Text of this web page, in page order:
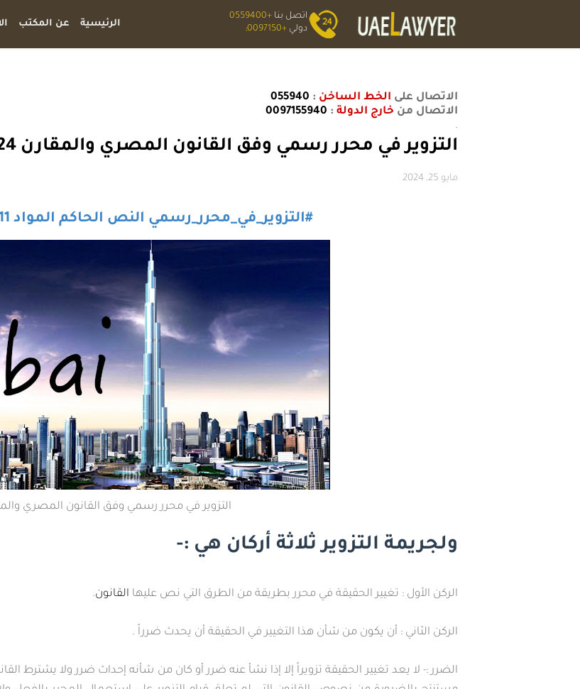
اتصل بنا+0559400
دولي+0097150; الرئيسية عن المكتب
الاتصال على الخط الساخن :
055940
الاتصال من خارج الدولة :
0097155940
.
التزوير في محرر رسمي وفق القانون المصري والمقارن 2024
مايو 25, 2024
#التزوير_في_محرر_رسمي النص الحاكم المواد 211 ؛ 212 ؛ 213 ق.ع
التزوير في محرر رسمي وفق القانون المصري
ولجريمة التزوير ثلاثة أركان هي :-
الركن الأول : تغيير الحقيقة في محرر بطريقة من الطرق التي نص عليها القانون.
الركن الثاني : أن يكون من شأن هذا التغيير في الحقيقة أن يحدث ضرراً .
الضرر :- لا يعد تغيير الحقيقة تزويراً إلا إذا نشأ عنه ضرر أو كان من شأنه إحداث ضرر ولا يشترط